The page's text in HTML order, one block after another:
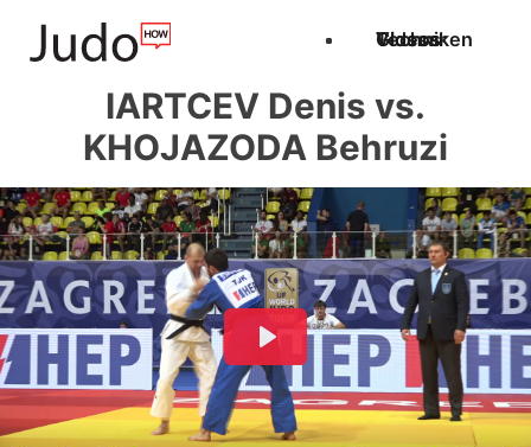
Techniken
Videos
Glossar
IARTCEV Denis vs.
KHOJAZODA Behruzi